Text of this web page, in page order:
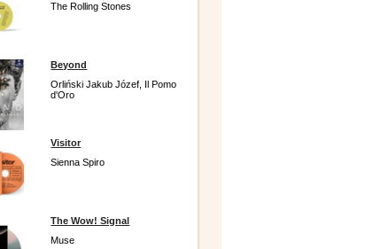
The Rolling Stones
Beyond
Orliński Jakub Józef, Il Pomo
d'Oro
Visitor
Sienna Spiro
The Wow! Signal
Muse